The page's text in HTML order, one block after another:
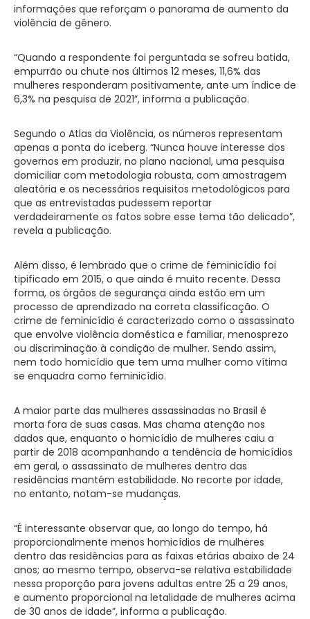
informações que reforçam o panorama de aumento da
violência de gênero.
“Quando a respondente foi perguntada se sofreu batida,
empurrão ou chute nos últimos 12 meses, 11,6% das
mulheres responderam positivamente, ante um índice de
6,3% na pesquisa de 2021”, informa a publicação.
Segundo o Atlas da Violência, os números representam
apenas a ponta do iceberg. “Nunca houve interesse dos
governos em produzir, no plano nacional, uma pesquisa
domiciliar com metodologia robusta, com amostragem
aleatória e os necessários requisitos metodológicos para
que as entrevistadas pudessem reportar
verdadeiramente os fatos sobre esse tema tão delicado”,
revela a publicação.
Além disso, é lembrado que o crime de feminicídio foi
tipificado em 2015, o que ainda é muito recente. Dessa
forma, os órgãos de segurança ainda estão em um
processo de aprendizado na correta classificação. O
crime de feminicídio é caracterizado como o assassinato
que envolve violência doméstica e familiar, menosprezo
ou discriminação à condição de mulher. Sendo assim,
nem todo homicídio que tem uma mulher como vítima
se enquadra como feminicídio.
A maior parte das mulheres assassinadas no Brasil é
morta fora de suas casas. Mas chama atenção nos
dados que, enquanto o homicídio de mulheres caiu a
partir de 2018 acompanhando a tendência de homicídios
em geral, o assassinato de mulheres dentro das
residências mantém estabilidade. No recorte por idade,
no entanto, notam-se mudanças.
“É interessante observar que, ao longo do tempo, há
proporcionalmente menos homicídios de mulheres
dentro das residências para as faixas etárias abaixo de 24
anos; ao mesmo tempo, observa-se relativa estabilidade
nessa proporção para jovens adultas entre 25 a 29 anos,
e aumento proporcional na letalidade de mulheres acima
de 30 anos de idade”, informa a publicação.